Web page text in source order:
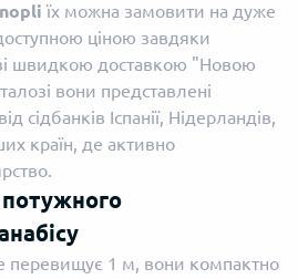
їх можна замовити на дуже
ціною завдяки
швидкою доставкою "Новою
вони представлені
сідбанків Іспанії, Нідерландів,
країн, де активно
перевищує 1 м, вони компактно